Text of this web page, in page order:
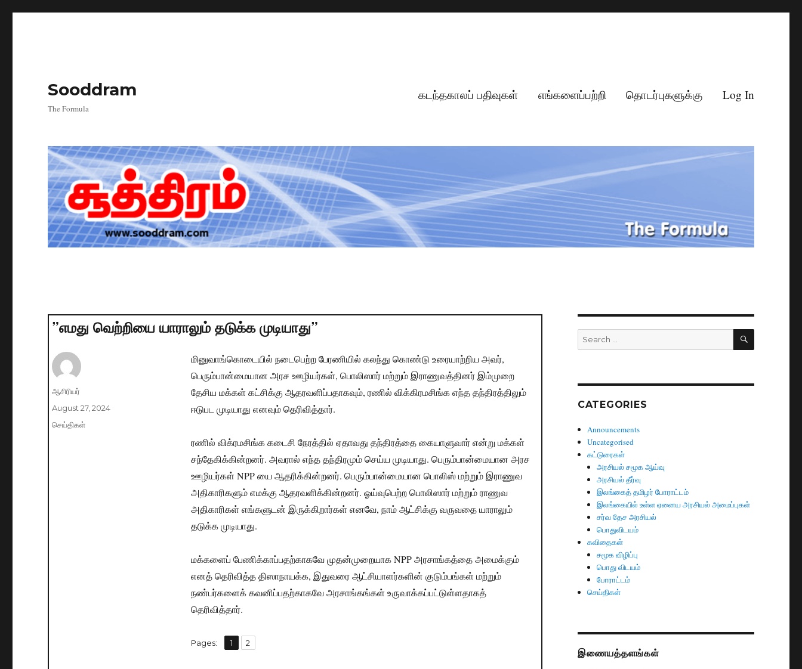
Sooddram
The Formula
கடந்தகாலப் பதிவுகள் எங்களைப்பற்றி தொடர்புகளுக்கு Log In
”எமது வெற்றியை யாராலும் தடுக்க முடியாது”
மினுவாங்கொடையில் நடைபெற்ற பேரணியில் கலந்து கொண்டு உரையாற்றிய அவர்,
பெரும்பான்மையான அரச ஊழியர்கள், பொலிஸார் மற்றும் இராணுவத்தினர் இம்முறை
தேசிய மக்கள் கட்சிக்கு ஆதரவளிப்பதாகவும், ரணில் விக்கிரமசிங்க எந்த தந்திரத்திலும்
ஈடுபட முடியாது எனவும் தெரிவித்தார்.
ரணில் விக்ரமசிங்க கடைசி நேரத்தில் ஏதாவது தந்திரத்தை கையாளுவார் என்று மக்கள்
சந்தேகிக்கின்றனர். அவரால் எந்த தந்திரமும் செய்ய முடியாது. பெரும்பான்மையான அரச
ஊழியர்கள் NPP யை ஆதரிக்கின்றனர். பெரும்பான்மையான பொலிஸ் மற்றும் இராணுவ
அதிகாரிகளும் எமக்கு ஆதரவளிக்கின்றனர். ஓய்வுபெற்ற பொலிஸார் மற்றும் ராணுவ
அதிகாரிகள் எங்களுடன் இருக்கிறார்கள் எனவே, நாம் ஆட்சிக்கு வருவதை யாராலும்
தடுக்க முடியாது.
மக்களைப் பேணிக்காப்பதற்காகவே முதன்முறையாக NPP அரசாங்கத்தை அமைக்கும்
எனத் தெரிவித்த திஸாநாயக்க, இதுவரை ஆட்சியாளர்களின் குடும்பங்கள் மற்றும்
நண்பர்களைக் கவனிப்பதற்காகவே அரசாங்கங்கள் உருவாக்கப்பட்டுள்ளதாகத்
தெரிவித்தார்.
Pages: Page
1 ,
Page
2
Author
ஆசிரியர்
Posted
on
August 27, 2024
Categories
செய்திகள்
Search
for:
SEARCH
CATEGORIES
Announcements
Uncategorised
கட்டுரைகள்
அரசியல் சமூக ஆய்வு
அரசியல் தீர்வு
இலங்கைத் தமிழர் போராட்டம்
இலங்கையில் உள்ள ஏனைய அரசியல் அமைப்புகள்
சர்வ தேச அரசியல்
பொதுவிடயம்
கவிதைகள்
சமூக விழிப்பு
பொது விடயம்
போராட்டம்
செய்திகள்
இணையத்தளங்கள்